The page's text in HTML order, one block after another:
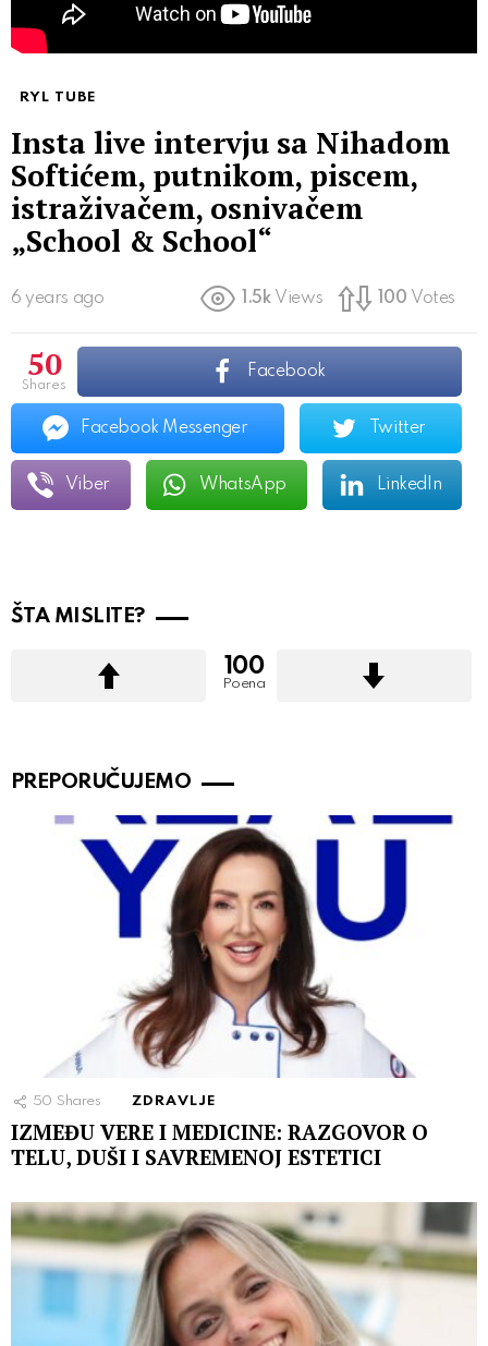
RYL TUBE
Insta live intervju sa Nihadom
Softićem, putnikom, piscem,
istraživačem, osnivačem
„School & School“
6 years ago 1.5k Views 100 Votes
50
shares
Facebook
Facebook Messenger Twitter
Viber WhatsApp LinkedIn
ŠTA MISLITE?
100
Poena
PREPORUČUJEMO
50 Shares ZDRAVLJE
IZMEĐU VERE I MEDICINE: RAZGOVOR O
TELU, DUŠI I SAVREMENOJ ESTETICI